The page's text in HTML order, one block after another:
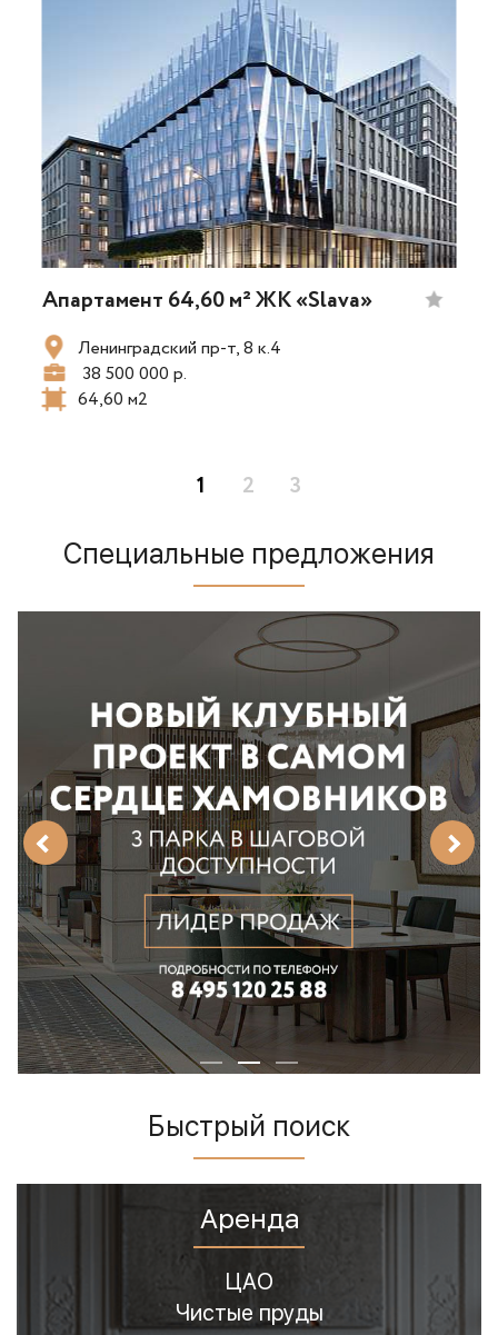
Апартамент 64,60 м² ЖК «Slava»
Ленинградский пр-т, 8 к.4
38 500 000 р.
64,60 м2
1 2 3
Специальные предложения
Быстрый поиск
Аренда
Арбат
Басманный